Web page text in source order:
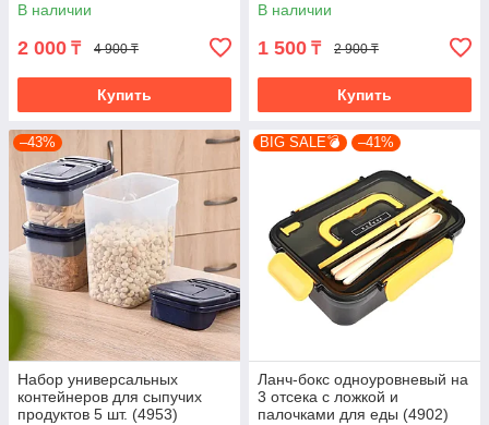
В наличии
2 000 ₸ 4 900 ₸
Купить
В наличии
1 500 ₸ 2 900 ₸
Купить
–43%
Набор универсальных
контейнеров для сыпучих
продуктов 5 шт. (4953)
BIG SALE💣 –41%
Ланч-бокс одноуровневый на
3 отсека с ложкой и
палочками для еды (4902)